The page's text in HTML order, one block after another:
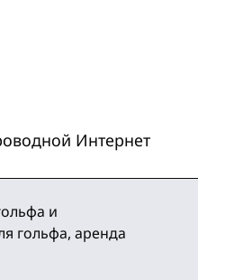
Интернет
и
гольфа, аренда